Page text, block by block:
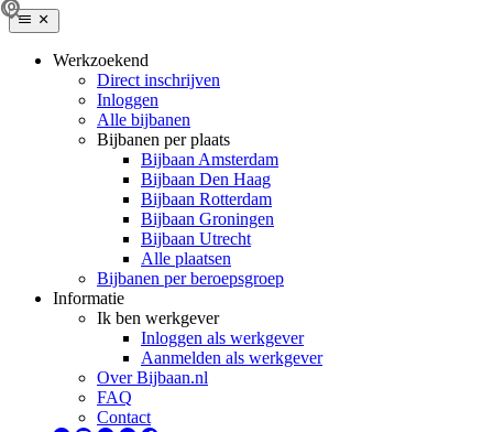
Werkzoekend
Direct inschrijven
Inloggen
Alle bijbanen
Bijbanen per plaats
Bijbaan Amsterdam
Bijbaan Den Haag
Bijbaan Rotterdam
Bijbaan Groningen
Bijbaan Utrecht
Alle plaatsen
Bijbanen per beroepsgroep
Informatie
Ik ben werkgever
Inloggen als werkgever
Aanmelden als werkgever
Over Bijbaan.nl
FAQ
Contact